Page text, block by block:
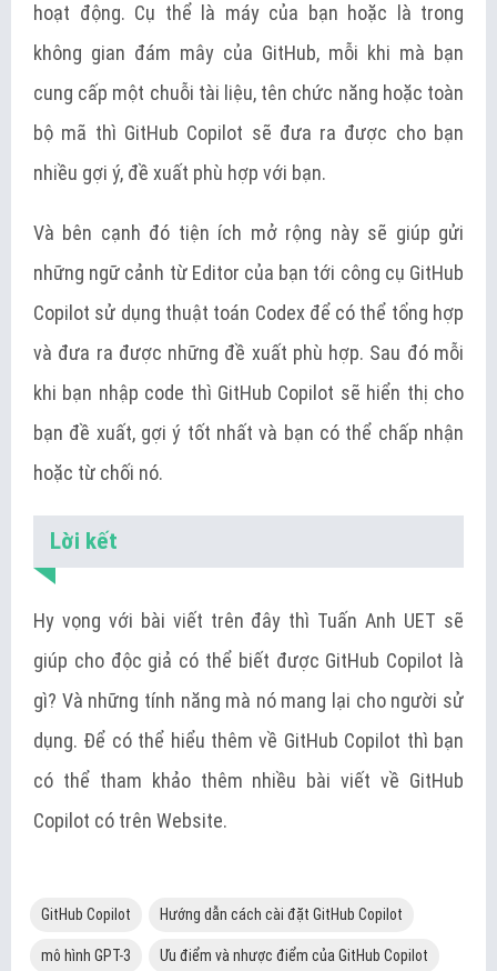
hoạt động. Cụ thể là máy của bạn hoặc là trong
không gian đám mây của GitHub, mỗi khi mà bạn
cung cấp một chuỗi tài liệu, tên chức năng hoặc toàn
bộ mã thì GitHub Copilot sẽ đưa ra được cho bạn
nhiều gợi ý, đề xuất phù hợp với bạn.
Và bên cạnh đó tiện ích mở rộng này sẽ giúp gửi
những ngữ cảnh từ Editor của bạn tới công cụ GitHub
Copilot sử dụng thuật toán Codex để có thể tổng hợp
và đưa ra được những đề xuất phù hợp. Sau đó mỗi
khi bạn nhập code thì GitHub Copilot sẽ hiển thị cho
bạn đề xuất, gợi ý tốt nhất và bạn có thể chấp nhận
hoặc từ chối nó.
Lời kết
Hy vọng với bài viết trên đây thì Tuấn Anh UET sẽ
giúp cho độc giả có thể biết được GitHub Copilot là
gì? Và những tính năng mà nó mang lại cho người sử
dụng. Để có thể hiểu thêm về GitHub Copilot thì bạn
có thể tham khảo thêm nhiều bài viết về GitHub
Copilot có trên Website.
GitHub Copilot Hướng dẫn cách cài đặt GitHub Copilot
mô hình GPT-3 Ưu điểm và nhược điểm của GitHub Copilot